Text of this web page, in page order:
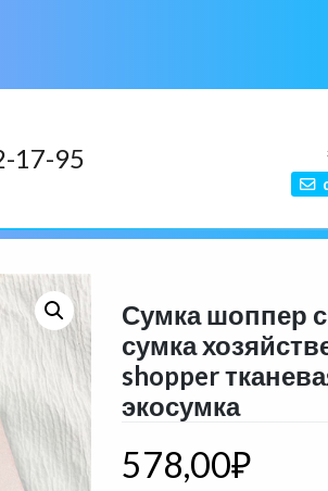
17-95
Сумка шоппер
сумка
shopper
экосумка
578,00₽